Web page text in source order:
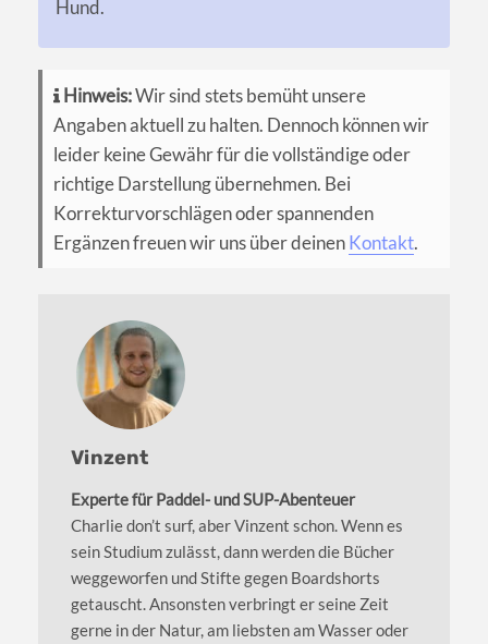
Hund.
Hinweis:Wir sind stets bemüht unsere
Angaben aktuell zu halten. Dennoch können wir
leider keine Gewähr für die vollständige oder
richtige Darstellung übernehmen. Bei
Korrekturvorschlägen oder spannenden
Ergänzen freuen wir uns über deinenKontakt.
Vinzent
Experte für Paddel- und SUP-Abenteuer
Charlie don’t surf, aber Vinzent schon. Wenn es
sein Studium zulässt, dann werden die Bücher
weggeworfen und Stifte gegen Boardshorts
getauscht. Ansonsten verbringt er seine Zeit
gerne in der Natur, am liebsten am Wasser oder